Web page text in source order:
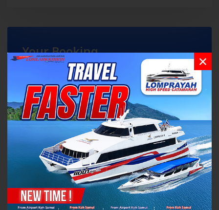
Your Booking
กรอกอีเมล์เพื่อดูประวัติการจอง และเวาเชอร์ ของคุณ
ดูประวัติ